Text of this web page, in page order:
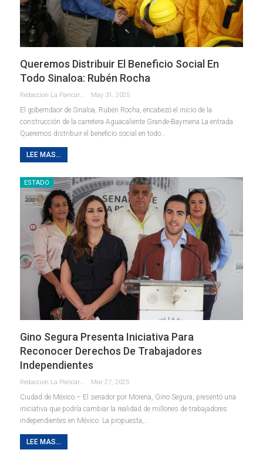
Queremos Distribuir El Beneficio Social En
Todo Sinaloa: Rubén Rocha
Redaccion La Pancarta De Quintana Roo May 31, 2025
El goberndaor de Sinaloa, Rubén Rocha, encabezó el inicio de la
construcción de la carretera Aguacaliente Grande-Baymena La entrada
Queremos distribuir el beneficio social en todo…
LEE MAS...
ESTADO
Gino Segura Presenta Iniciativa Para
Reconocer Derechos De Trabajadores
Independientes
Redaccion La Pancarta De Quintana Roo Mar 27, 2025
Ciudad de México.– El senador por Morena, Gino Segura, presentó una
iniciativa que podría cambiar la realidad de millones de trabajadores
independientes en México. La propuesta,…
LEE MAS...